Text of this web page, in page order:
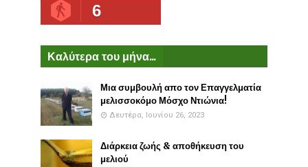
6
Καλύτερα του μήνα...
Μια συμβουλή απο τον Επαγγελματία
μελισσοκόμο Μόσχο Ντιώνια!
Δευτέρα, Ιουνίου 26, 2023
Διάρκεια ζωής & αποθήκευση του
μελιού